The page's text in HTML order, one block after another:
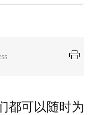
-
都可以随时为